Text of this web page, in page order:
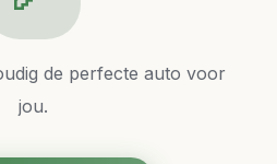
de perfecte auto voor
jou.